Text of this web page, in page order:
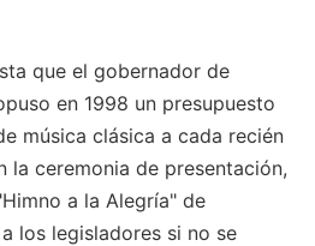
que el gobernador de
en 1998 un presupuesto
música clásica a cada recién
la ceremonia de presentación,
a la Alegría" de
los legisladores si no se